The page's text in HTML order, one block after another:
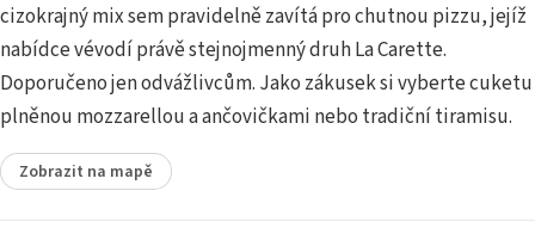
cizokrajný mix sem pravidelně zavítá pro chutnou pizzu, jejíž
nabídce vévodí právě stejnojmenný druh La Carette.
Doporučeno jen odvážlivcům. Jako zákusek si vyberte cuketu
plněnou mozzarellou a ančovičkami nebo tradiční tiramisu.
Zobrazit na mapě